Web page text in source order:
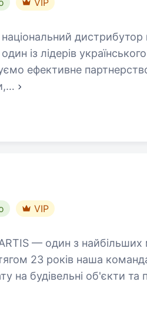
VIP
дистрибутор
із лідерів
ефективне
…
VIP
— один з найбільших
23 років наша
на будівельні об'єкти та